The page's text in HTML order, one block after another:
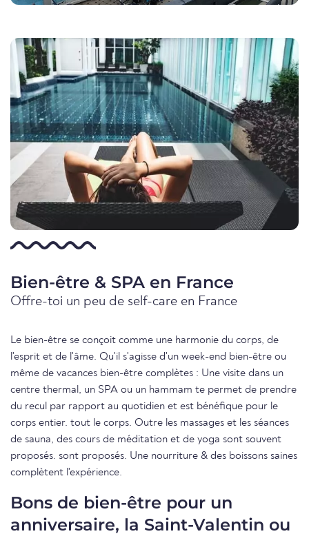
Bien-être & SPA en France
Offre-toi un peu de self-care en France
Le bien-être se conçoit comme une harmonie du corps, de
l'esprit et de l'âme. Qu'il s'agisse d'un week-end bien-être ou
même de vacances bien-être complètes : Une visite dans un
centre thermal, un SPA ou un hammam te permet de prendre
du recul par rapport au quotidien et est bénéfique pour le
corps entier. tout le corps. Outre les massages et les séances
de sauna, des cours de méditation et de yoga sont souvent
proposés. sont proposés. Une nourriture & des boissons saines
complètent l'expérience.
Bons de bien-être pour un
anniversaire, la Saint-Valentin ou